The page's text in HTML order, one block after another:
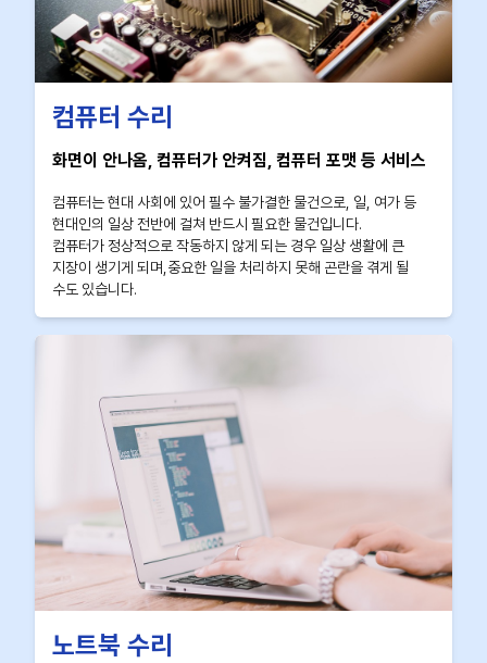
컴퓨터 수리
화면이 안나옴, 컴퓨터가 안켜짐, 컴퓨터 포맷 등 서비스
컴퓨터는 현대 사회에 있어 필수 불가결한 물건으로, 일, 여가 등
현대인의 일상 전반에 걸쳐 반드시 필요한 물건입니다.
컴퓨터가 정상적으로 작동하지 않게 되는 경우 일상 생활에 큰
지장이 생기게 되며,중요한 일을 처리하지 못해 곤란을 겪게 될
수도 있습니다.
노트북 수리